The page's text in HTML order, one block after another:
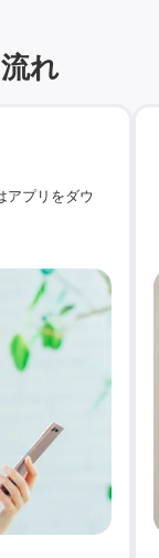
れ
アプリをダウ